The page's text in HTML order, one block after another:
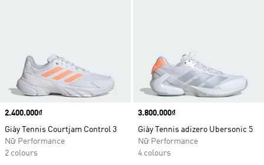
Price
2.400.000₫
Giày Tennis Courtjam Control 3
Nữ Performance
2 colours
Price
3.800.000₫
Giày Tennis adizero Ubersonic 5
Nữ Performance
4 colours